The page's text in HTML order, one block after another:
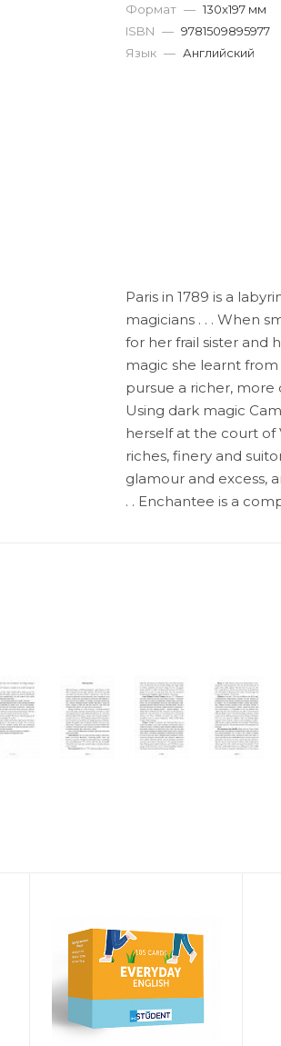
Формат — 130x197 мм
ISBN — 9781509895977
Язык — Английский
Paris in 1789 is a
magicians . . . When
for her frail sister and
magic she learnt
pursue a richer, more
Using dark magic
herself at the court of
riches, finery and
glamour and excess,
. . Enchantee is a